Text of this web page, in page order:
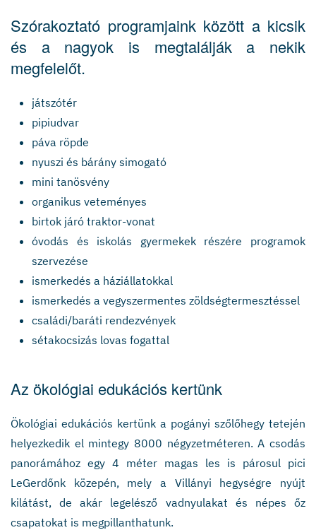
Szórakoztató programjaink között a kicsik
és a nagyok is megtalálják a nekik
megfelelőt.
játszótér
pipiudvar
páva röpde
nyuszi és bárány simogató
mini tanösvény
organikus veteményes
birtok járó traktor-vonat
óvodás és iskolás gyermekek részére programok
szervezése
ismerkedés a háziállatokkal
ismerkedés a vegyszermentes zöldségtermesztéssel
családi/baráti rendezvények
sétakocsizás lovas fogattal
Az ökológiai edukációs kertünk
Ökológiai edukációs kertünk a pogányi szőlőhegy tetején
helyezkedik el mintegy 8000 négyzetméteren. A csodás
panorámához egy 4 méter magas les is párosul pici
LeGerdőnk közepén, mely a Villányi hegységre nyújt
kilátást, de akár legelésző vadnyulakat és népes őz
csapatokat is megpillanthatunk.